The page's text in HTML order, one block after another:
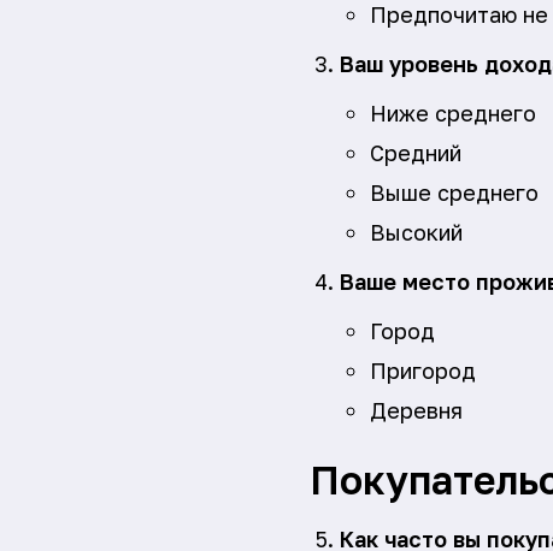
Предпочитаю не
Ваш уровень
Ниже среднего
Средний
Выше среднего
Высокий
Ваше место
Город
Пригород
Деревня
Как часто вы